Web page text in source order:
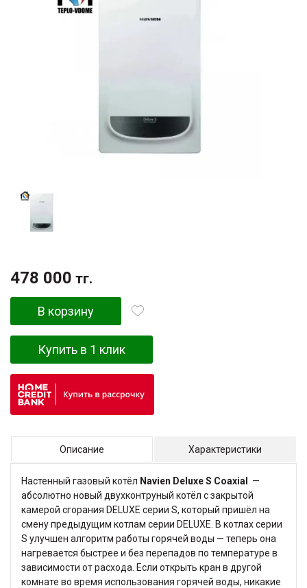
478 000 тг.
В корзину
Купить в 1 клик
Описание Характеристики
Настенный газовый котёл Navien Deluxe S Coaxial —
абсолютно новый двухконтруный котёл с закрытой
камерой сгорания DELUXE серии S, который пришёл на
смену предыдущим котлам серии DELUXE. В котлах серии
S улучшен алгоритм работы горячей воды — теперь она
нагревается быстрее и без перепадов по температуре в
зависимости от расхода. Если открыть кран в другой
комнате во время использования горячей воды, никакие